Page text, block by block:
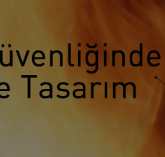
HEDEF YANGIN SÖNDÜRME CIHAZLARI